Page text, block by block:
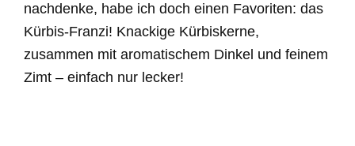
nachdenke, habe ich doch einen Favoriten: das
Kürbis-Franzi! Knackige Kürbiskerne,
zusammen mit aromatischem Dinkel und feinem
Zimt – einfach nur lecker!